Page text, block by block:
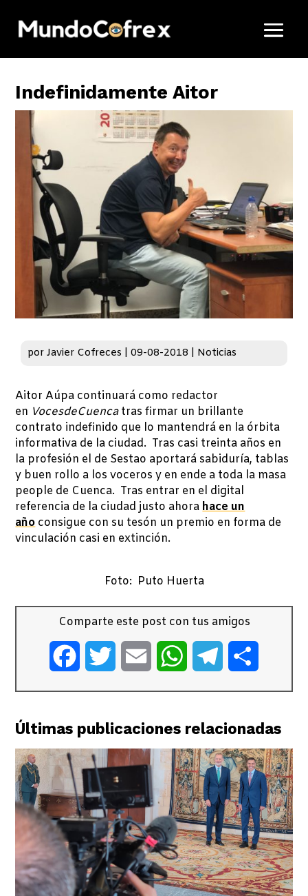
Indefinidamente Aitor
porJavier Cofreces |09-08-2018 Noticias
Aitor Aúpa continuará como redactor
en VocesdeCuencatras firmar un brillante
contrato indefinido que lo mantendrá en la órbita
informativa de la ciudad. Tras casi treinta años en
la profesión el de Sestao aportará sabiduría, tablas
y buen rollo a los voceros y en ende a toda la masa
people de Cuenca. Tras entrar en el digital
referencia de la ciudad justo ahorahace un
añoconsigue con su tesón un premio en forma de
vinculación casi en extinción.
Foto: Puto Huerta
Comparte este post con tus amigos
FacebookTwitter Email WhatsAppTelegram
Últimas publicaciones relacionadas